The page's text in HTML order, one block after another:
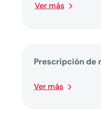
Ver más
Prescripción de
Ver más